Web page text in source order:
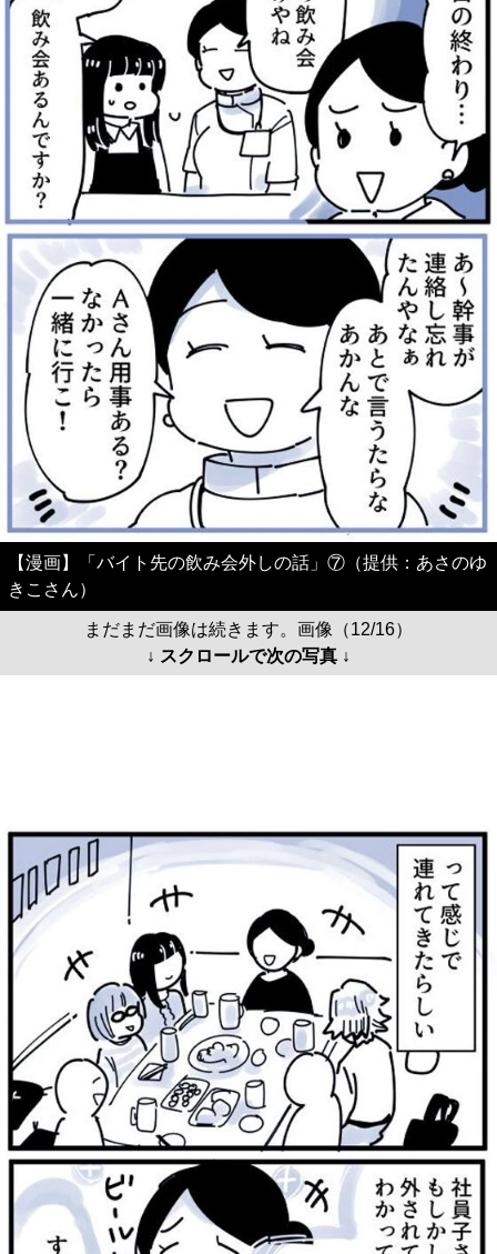
【漫画】「バイト先の飲み会外しの話」⑦（提供：あさのゆ
きこさん）
まだまだ画像は続きます。画像（12/16）
↓ スクロールで次の写真 ↓